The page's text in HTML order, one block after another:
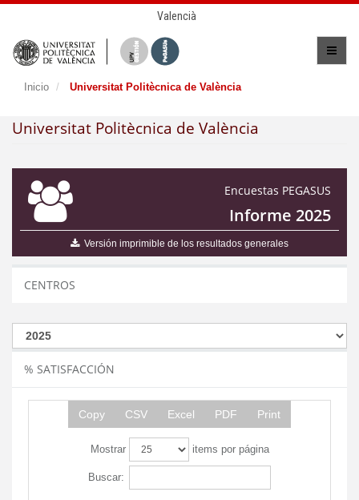
Valencià
Inicio Universitat Politècnica de València
Universitat Politècnica de València
Encuestas PEGASUS
Informe 2025
Versión imprimible de los resultados generales
CENTROS
% SATISFACCIÓN
Copy CSV Excel PDF Print
Mostrar items por página
Buscar: